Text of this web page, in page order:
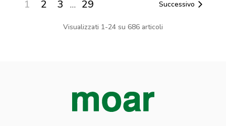
1 2 3 … 29 Successivo
Visualizzati 1-24 su 686 articoli